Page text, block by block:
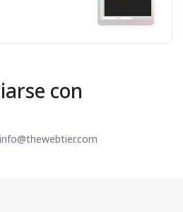
con
info@thewebtier.com